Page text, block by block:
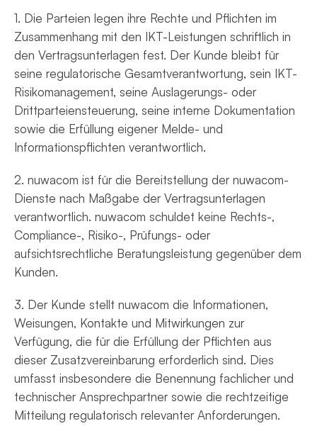
1. Die Parteien legen ihre Rechte und Pflichten im
Zusammenhang mit den IKT-Leistungen schriftlich in
den Vertragsunterlagen fest. Der Kunde bleibt für
seine regulatorische Gesamtverantwortung, sein IKT-
Risikomanagement, seine Auslagerungs- oder
Drittparteiensteuerung, seine interne Dokumentation
sowie die Erfüllung eigener Melde- und
Informationspflichten verantwortlich.
2. nuwacom ist für die Bereitstellung der nuwacom-
Dienste nach Maßgabe der Vertragsunterlagen
verantwortlich. nuwacom schuldet keine Rechts-,
Compliance-, Risiko-, Prüfungs- oder
aufsichtsrechtliche Beratungsleistung gegenüber dem
Kunden.
3. Der Kunde stellt nuwacom die Informationen,
Weisungen, Kontakte und Mitwirkungen zur
Verfügung, die für die Erfüllung der Pflichten aus
dieser Zusatzvereinbarung erforderlich sind. Dies
umfasst insbesondere die Benennung fachlicher und
technischer Ansprechpartner sowie die rechtzeitige
Mitteilung regulatorisch relevanter Anforderungen.